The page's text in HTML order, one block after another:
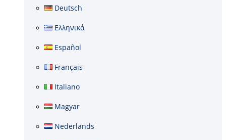
Deutsch
Ελληνικά
Español
Français
Italiano
Magyar
Nederlands